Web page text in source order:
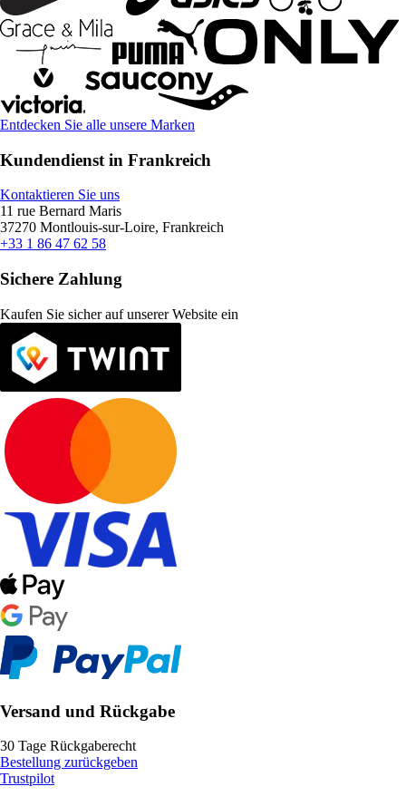
Entdecken Sie alle unsere Marken
Kundendienst in Frankreich
Kontaktieren Sie uns
11 rue Bernard Maris
37270 Montlouis-sur-Loire, Frankreich
+33 1 86 47 62 58
Sichere Zahlung
Kaufen Sie sicher auf unserer Website ein
Versand und Rückgabe
30 Tage Rückgaberecht
Bestellung zurückgeben
Trustpilot